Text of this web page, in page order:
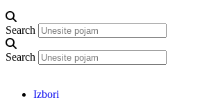
Search
Search
Izbori